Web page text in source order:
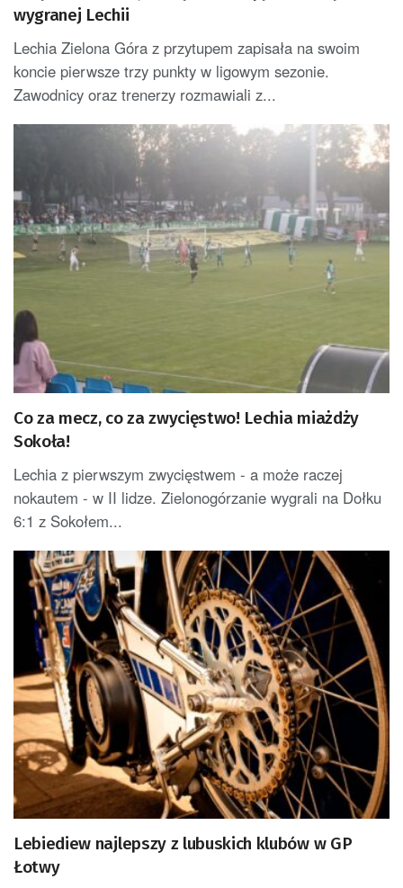
wygranej Lechii
Lechia Zielona Góra z przytupem zapisała na swoim
koncie pierwsze trzy punkty w ligowym sezonie.
Zawodnicy oraz trenerzy rozmawiali z...
Co za mecz, co za zwycięstwo! Lechia miażdży
Sokoła!
Lechia z pierwszym zwycięstwem - a może raczej
nokautem - w II lidze. Zielonogórzanie wygrali na Dołku
6:1 z Sokołem...
Lebiediew najlepszy z lubuskich klubów w GP
Łotwy